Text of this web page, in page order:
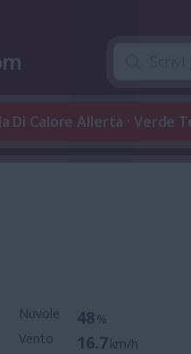
Di Calore Allerta · Verde
Nuvole 48%
Vento
16.7km/h